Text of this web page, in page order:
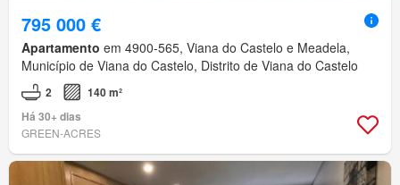
795 000 €
Apartamento em 4900-565, Viana do Castelo e Meadela,
Município de Viana do Castelo, Distrito de Viana do Castelo
2
140 m²
Há 30+ dias
GREEN-ACRES